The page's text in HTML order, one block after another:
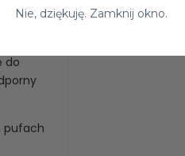
do
pufach
Nie, dziękuję. Zamknij okno.